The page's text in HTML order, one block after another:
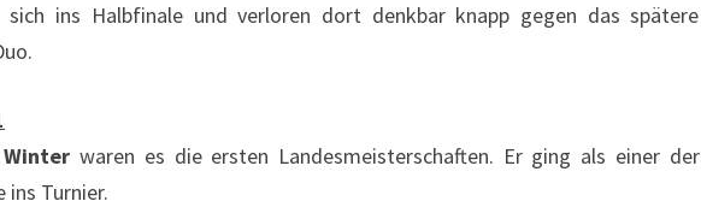
sich ins Halbfinale und verloren dort denkbar knapp gegen das spätere
waren es die ersten Landesmeisterschaften. Er ging als einer der
ins Turnier.